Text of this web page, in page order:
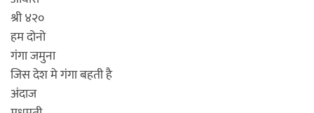
श्री ४२०
हम दोनो
गंगा जमुना
जिस देश मे गंगा बहती है
अंदाज